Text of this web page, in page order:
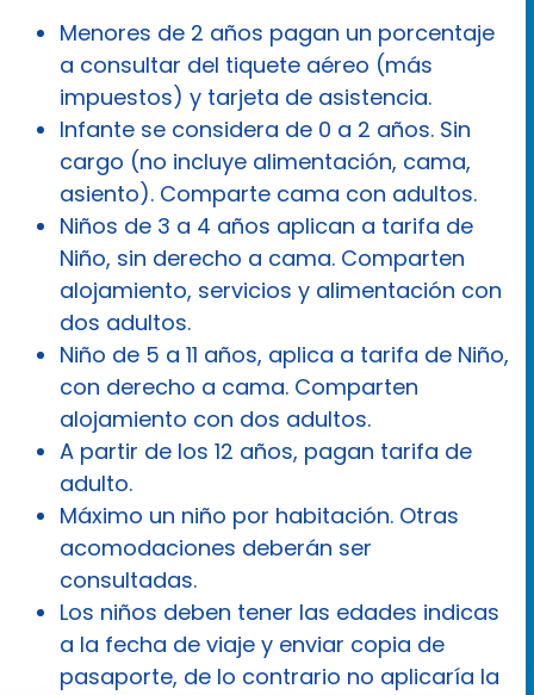
Menores de 2 años pagan un porcentaje
a consultar del tiquete aéreo (más
impuestos) y tarjeta de asistencia.
Infante se considera de 0 a 2 años. Sin
cargo (no incluye alimentación, cama,
asiento). Comparte cama con adultos.
Niños de 3 a 4 años aplican a tarifa de
Niño, sin derecho a cama. Comparten
alojamiento, servicios y alimentación con
dos adultos.
Niño de 5 a 11 años, aplica a tarifa de Niño,
con derecho a cama. Comparten
alojamiento con dos adultos.
A partir de los 12 años, pagan tarifa de
adulto.
Máximo un niño por habitación. Otras
acomodaciones deberán ser
consultadas.
Los niños deben tener las edades indicas
a la fecha de viaje y enviar copia de
pasaporte, de lo contrario no aplicaría la